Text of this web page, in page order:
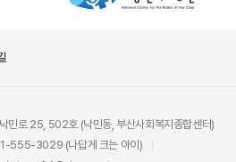
민로 25, 502호 (낙민동, 부산사회복지종합센터)
555-3029 (나답게 크는 아이)